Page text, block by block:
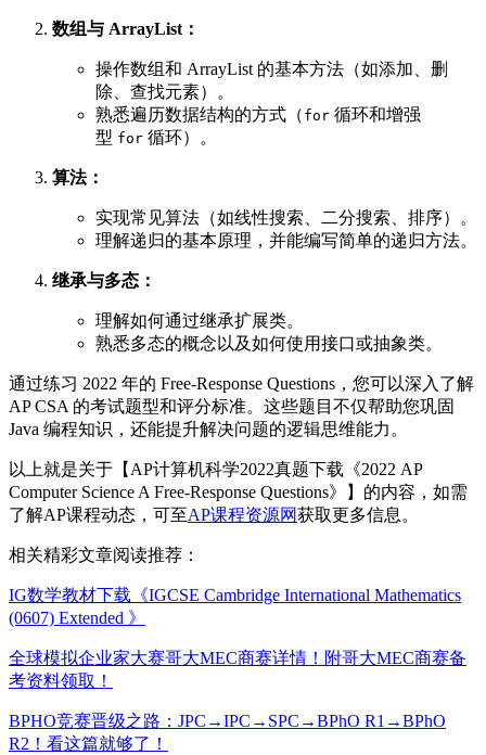
数组与 ArrayList：
操作数组和 ArrayList 的基本方法（如添加、删
除、查找元素）。
熟悉遍历数据结构的方式（ for 循环和增强
型 for 循环）。
算法：
实现常见算法（如线性搜索、二分搜索、排序）。
理解递归的基本原理，并能编写简单的递归方法。
继承与多态：
理解如何通过继承扩展类。
熟悉多态的概念以及如何使用接口或抽象类。
通过练习 2022 年的 Free-Response Questions，您可以深入了解
AP CSA 的考试题型和评分标准。这些题目不仅帮助您巩固
Java 编程知识，还能提升解决问题的逻辑思维能力。
以上就是关于【AP计算机科学2022真题下载《2022 AP
Computer Science A Free-Response Questions》】的内容，如需
了解AP课程动态，可至AP课程资源网获取更多信息。
相关精彩文章阅读推荐：
IG数学教材下载《IGCSE Cambridge International Mathematics
(0607) Extended 》
全球模拟企业家大赛哥大MEC商赛详情！附哥大MEC商赛备
考资料领取！
BPHO竞赛晋级之路：JPC→IPC→SPC→BPhO R1→BPhO
R2！看这篇就够了！